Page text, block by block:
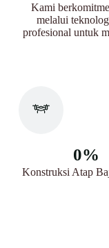
Kami
melalui
profesional untuk
Konstruksi Atap
0%